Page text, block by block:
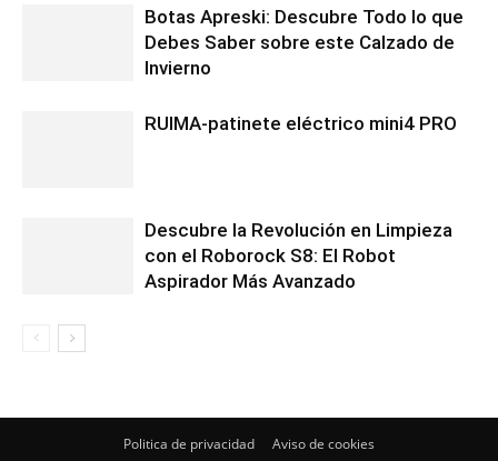
Botas Apreski: Descubre Todo lo que
Debes Saber sobre este Calzado de
Invierno
RUIMA-patinete eléctrico mini4 PRO
Descubre la Revolución en Limpieza
con el Roborock S8: El Robot
Aspirador Más Avanzado
Politica de privacidad Aviso de cookies